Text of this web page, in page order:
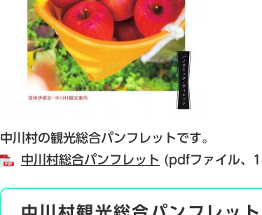
中川村の観光総合パンフレットです。
中川村総合パンフレット (pdfファイル、